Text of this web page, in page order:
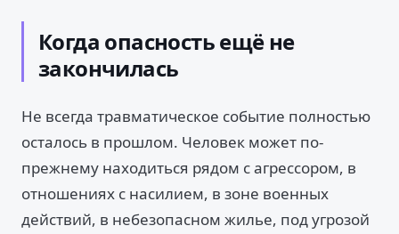
Когда опасность ещё не
закончилась
Не всегда травматическое событие полностью
осталось в прошлом. Человек может по-
прежнему находиться рядом с агрессором, в
отношениях с насилием, в зоне военных
действий, в небезопасном жилье, под угрозой